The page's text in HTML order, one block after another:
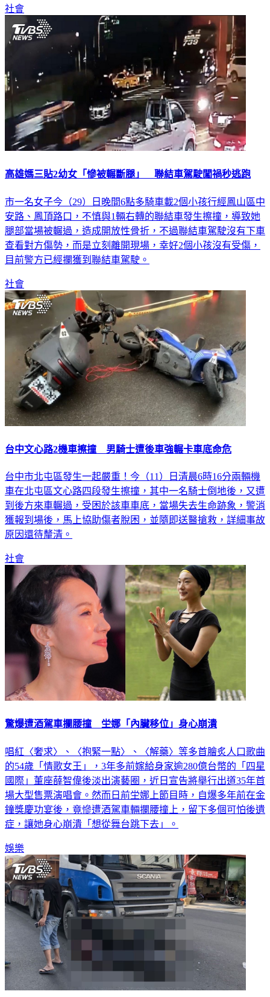
社會
高雄媽三貼2幼女「慘被輾斷腿」 聯結車駕駛闖禍秒逃跑
市一名女子今（29）日晚間6點多騎車載2個小孩行經鳳山區中
安路、鳳頂路口，不慎與1輛右轉的聯結車發生擦撞，導致她
腿部當場被輾過，造成開放性骨折，不過聯結車駕駛沒有下車
查看對方傷勢，而是立刻離開現場，幸好2個小孩沒有受傷，
目前警方已經攔獲到聯結車駕駛。
社會
台中文心路2機車擦撞 男騎士遭後車強輾卡車底命危
台中市北屯區發生一起嚴重！今（11）日清晨6時16分兩輛機
車在北屯區文心路四段發生擦撞，其中一名騎士倒地後，又遭
到後方來車輾過，受困於該車車底，當場失去生命跡象，警消
獲報到場後，馬上協助傷者脫困，並隨即送醫搶救，詳細事故
原因還待釐清。
社會
驚爆遭酒駕車攔腰撞 坣娜「內臟移位」身心崩潰
唱紅〈奢求〉、〈抱緊一點〉、〈解藥〉等多首膾炙人口歌曲
的54歲「情歌女王」，3年多前嫁給身家逾280億台幣的「四星
國際」董座薛智偉後淡出演藝圈，近日宣告將舉行出道35年首
場大型售票演唱會。然而日前坣娜上節目時，自爆多年前在金
鐘獎慶功宴後，竟慘遭酒駕車輛攔腰撞上，留下多個可怕後遺
症，讓她身心崩潰「想從舞台跳下去」。
娛樂